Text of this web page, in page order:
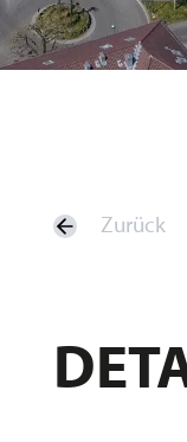
Zurück